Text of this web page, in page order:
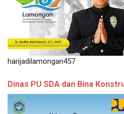
harijadilamongan457
Dinas PU SDA dan Bina